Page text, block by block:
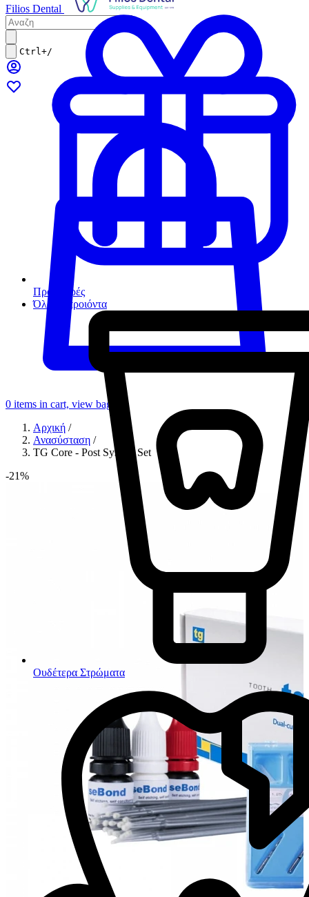
Προσφορές
Όλα τα προιόντα
Ουδέτερα Στρώματα
Filios Dental
Ctrl+/
0 items in cart, view bag
Αρχική /
Ανασύσταση /
TG Core - Post System Set
-21%